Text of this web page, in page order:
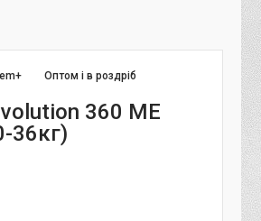
Оптом і в роздріб
360 ME
36кг)